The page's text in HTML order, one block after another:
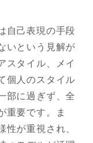
自己表現の手段
いという見解が
スタイル、メイ
個人のスタイル
部に過ぎず、全
重要です。ま
性が重視され、